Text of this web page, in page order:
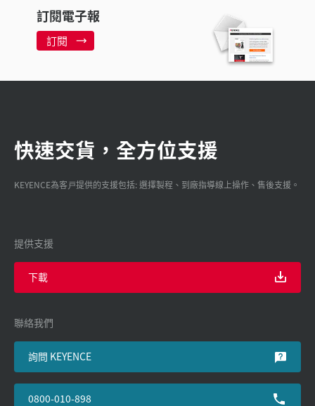
訂閱電子報
訂閱
快速交貨，全方位支援
KEYENCE為客戸提供的支援包括: 選擇製程、到廠指導線上操作、售後支援。
提供支援
下載
聯絡我們
詢問 KEYENCE
0800-010-898